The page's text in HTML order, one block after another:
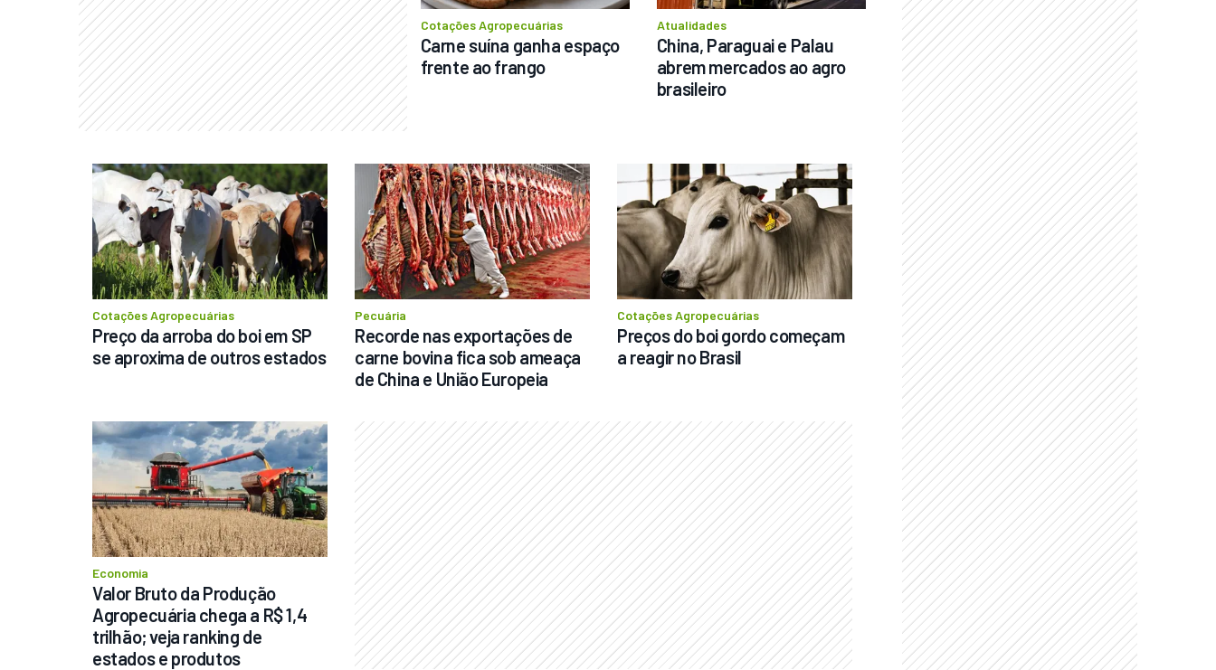
Cotações Agropecuárias
Carne suína ganha espaço
frente ao frango
Atualidades
China, Paraguai e Palau
abrem mercados ao agro
brasileiro
Cotações Agropecuárias
Preço da arroba do boi em SP
se aproxima de outros estados
Pecuária
Recorde nas exportações de
carne bovina fica sob ameaça
de China e União Europeia
Cotações Agropecuárias
Preços do boi gordo começam
a reagir no Brasil
Economia
Valor Bruto da Produção
Agropecuária chega a R$ 1,4
trilhão; veja ranking de
estados e produtos